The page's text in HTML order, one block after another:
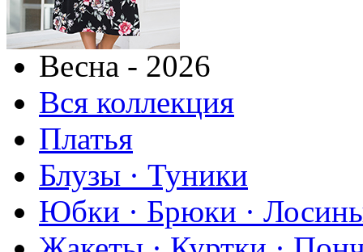
Весна - 2026
Вся коллекция
Платья
Блузы · Туники
Юбки · Брюки ·